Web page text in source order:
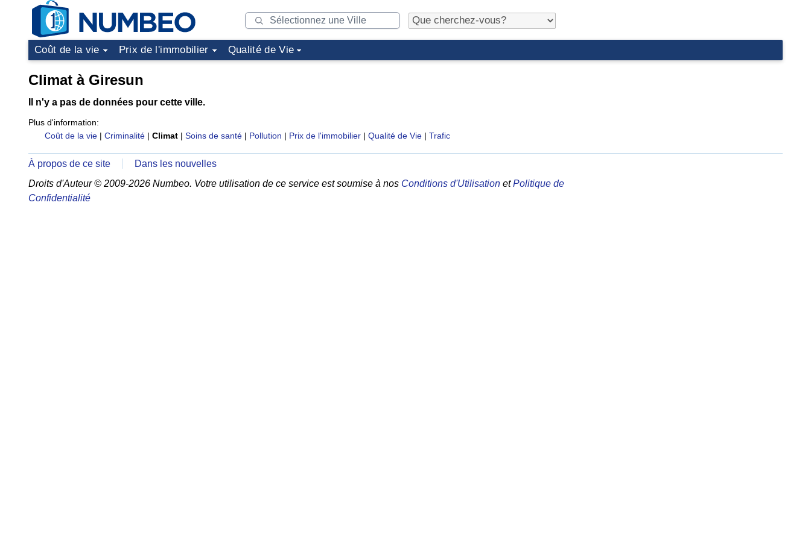
Coût de la vie Prix de l'immobilier Qualité de Vie
Climat à Giresun
Il n'y a pas de données pour cette ville.
Plus d'information:
Coût de la vie | Criminalité | Climat | Soins de santé | Pollution | Prix de l'immobilier | Qualité de Vie | Trafic
À propos de ce site
Dans les nouvelles
Droits d'Auteur © 2009-2026 Numbeo. Votre utilisation de ce service est soumise à nos Conditions d'Utilisation etPolitique de
Confidentialité